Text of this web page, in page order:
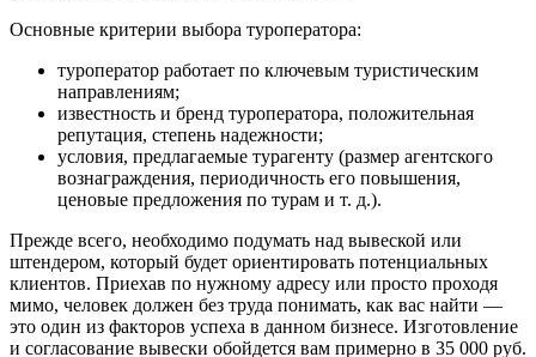
Основные критерии выбора туроператора:
туроператор работает по ключевым туристическим
направлениям;
известность и бренд туроператора, положительная
репутация, степень надежности;
условия, предлагаемые турагенту (размер агентского
вознаграждения, периодичность его повышения,
ценовые предложения по турам и т. д.).
Прежде всего, необходимо подумать над вывеской или
штендером, который будет ориентировать потенциальных
клиентов. Приехав по нужному адресу или просто проходя
мимо, человек должен без труда понимать, как вас найти —
это один из факторов успеха в данном бизнесе. Изготовление
и согласование вывески обойдется вам примерно в 35 000 руб.